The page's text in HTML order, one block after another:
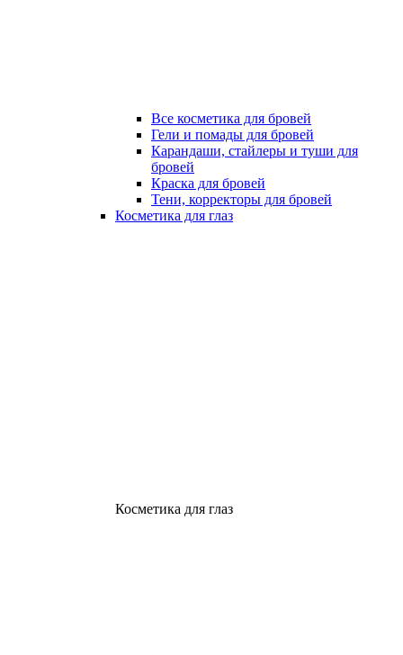
Все косметика для бровей
Гели и помады для бровей
Карандаши, стайлеры и туши для
бровей
Краска для бровей
Тени, корректоры для бровей
Косметика для глаз
Косметика для глаз